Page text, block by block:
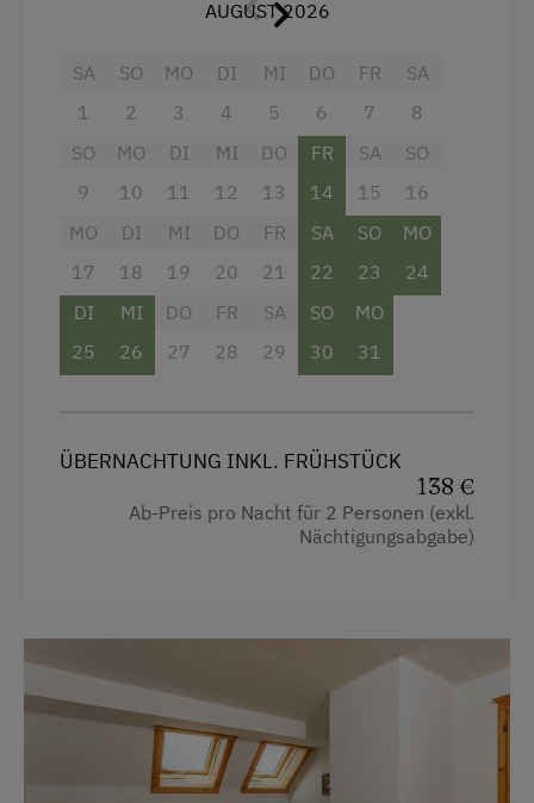
Nationalpark
Natur- u. Landschaftsführer
Radwege
Reiten
Rodelbahn in der Nähe
Skilehrer
Skipassausstellung im Haus
Fernseher
Haupthaus
Doppelbett (Kingsize)
Einzelbett
AUGUST 2026
SA
1
SO
2
MO
3
DI
4
MI
5
DO
6
FR
7
SA
8
SO
9
MO
10
DI
11
MI
12
DO
13
FR
14
SA
15
SO
16
MO
17
DI
18
MI
19
DO
20
FR
21
SA
22
SO
23
MO
24
DI
25
MI
26
DO
27
FR
28
SA
29
SO
30
MO
31
ÜBERNACHTUNG INKL. FRÜHSTÜCK
138 €
Ab-Preis pro Nacht für 2 Personen (exkl.
Nächtigungsabgabe)